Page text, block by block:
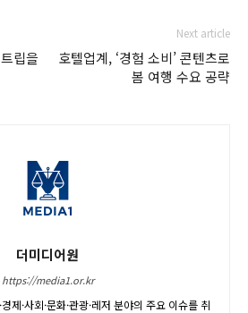
립을
Next article
호텔업계, ‘경험 소비’ 콘텐츠로
봄 여행 수요 공략
더미디어원
https://media1.or.kr
제·사회·문화·관광·레저 분야의 주요 이슈를 취